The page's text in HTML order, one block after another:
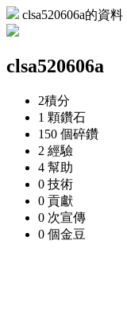
clsa520606a的資料
clsa520606a
2積分
1 顆鑽石
150 個碎鑽
2 經驗
4 幫助
0 技術
0 貢獻
0 次宣傳
0 個金豆